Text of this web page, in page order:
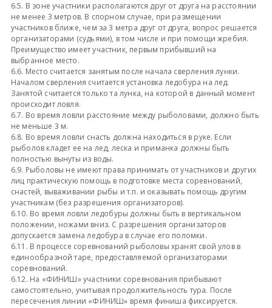
6.5. В зоне участники располагаются друг от друга на расстоянии
не менее 3 метров. В спорном случае, при размещении
участников ближе, чем за 3 метра друг от друга, вопрос решается
организаторами (судьями), в том числе и при помощи жребия.
Преимущество имеет участник, первым прибывший на
выбранное место.
6.6. Место считается занятым после начала сверления лунки.
Началом сверления считается установка ледобура на лед.
Занятой считается только та лунка, на которой в данный момент
происходит ловля.
6.7. Во время ловли расстояние между рыболовами, должно быть
не меньше 3 м.
6.8. Во время ловли снасть должна находиться в руке. Если
рыболов кладет ее на лед, леска и приманка должны быть
полностью вынуты из воды.
6.9. Рыболовы не имеют права принимать от участников и других
лиц практическую помощь в подготовке места соревнований,
снастей, вываживании рыбы и т.п. и оказывать помощь другим
участникам (без разрешения организаторов).
6.10. Во время ловли ледобуры должны быть в вертикальном
положении, ножами вниз. С разрешения организаторов
допускается замена ледобура в случае его поломки.
6.11. В процессе соревнований рыболовы хранят свой улов в
единообразной таре, предоставляемой организаторами
соревнований.
6.12. На «ФИНИШ» участники соревнования прибывают
самостоятельно, учитывая продолжительность тура. После
пересечения линии «ФИНИШ» время финиша фиксируется.